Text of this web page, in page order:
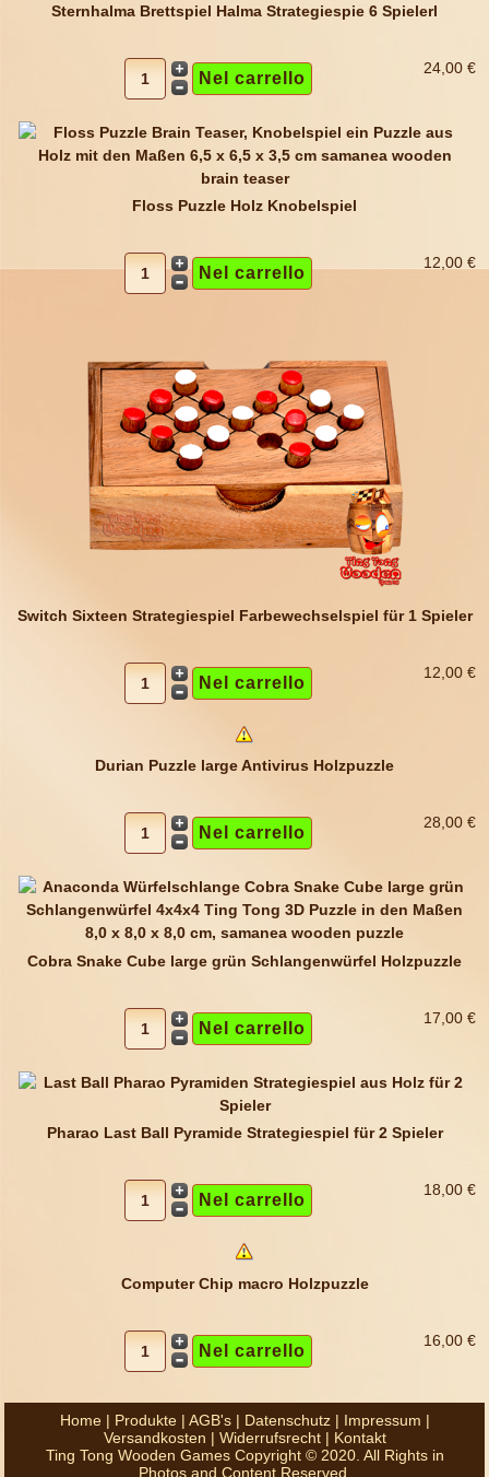
Sternhalma Brettspiel Halma Strategiespie 6 Spielerl
24,00 €
Floss Puzzle Holz Knobelspiel
12,00 €
Switch Sixteen Strategiespiel Farbewechselspiel für 1 Spieler
12,00 €
Durian Puzzle large Antivirus Holzpuzzle
28,00 €
Cobra Snake Cube large grün Schlangenwürfel Holzpuzzle
17,00 €
Pharao Last Ball Pyramide Strategiespiel für 2 Spieler
18,00 €
Computer Chip macro Holzpuzzle
16,00 €
Home| Produkte| AGB's| Datenschutz| Impressum |
Versandkosten | Widerrufsrecht| Kontakt
Ting Tong Wooden Games Copyright © 2020. All Rights in
Photos and Content Reserved.